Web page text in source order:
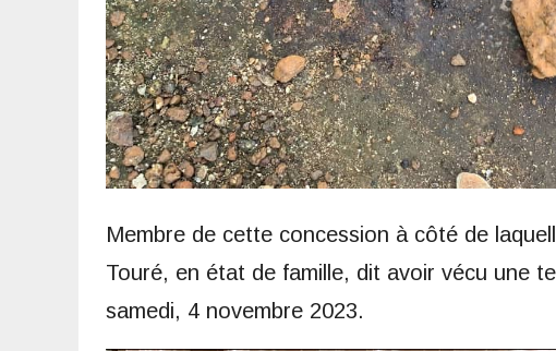
Membre de cette concession à côté de
Touré, en état de famille, dit avoir vécu une
samedi, 4 novembre 2023.